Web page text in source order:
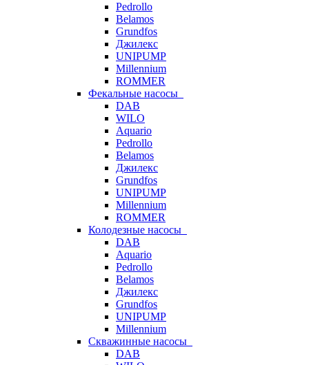
Pedrollo
Belamos
Grundfos
Джилекс
UNIPUMP
Millennium
ROMMER
Фекальные насосы
DAB
WILO
Aquario
Pedrollo
Belamos
Джилекс
Grundfos
UNIPUMP
Millennium
ROMMER
Колодезные насосы
DAB
Aquario
Pedrollo
Belamos
Джилекс
Grundfos
UNIPUMP
Millennium
Скважинные насосы
DAB